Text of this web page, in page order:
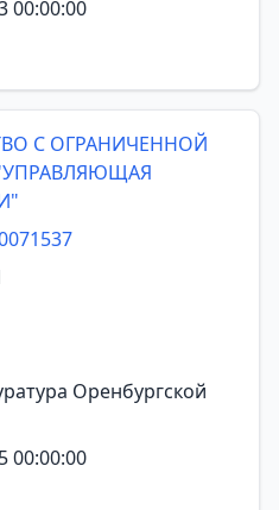
00:00:00
С ОГРАНИЧЕННОЙ
Оренбургской
00:00:00